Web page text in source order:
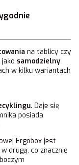
na tablicy czy
samodzielny
w kilku wariantach
. Daje się
posiada
Ergobox jest
drugą, co znacznie